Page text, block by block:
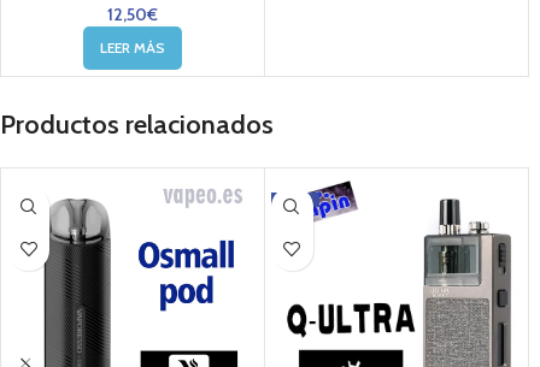
12,50€
LEER MÁS
Productos relacionados
-18%